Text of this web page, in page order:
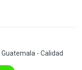
Guatemala - Calidad